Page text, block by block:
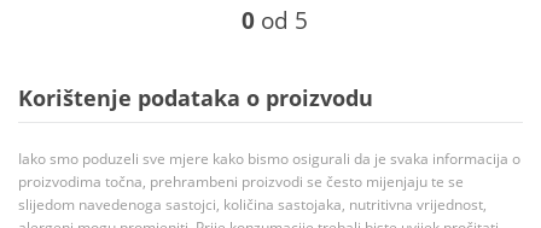
0 od 5
Korištenje podataka o proizvodu
Iako smo poduzeli sve mjere kako bismo osigurali da je svaka informacija o
proizvodima točna, prehrambeni proizvodi se često mijenjaju te se
slijedom navedenoga sastojci, količina sastojaka, nutritivna vrijednost,